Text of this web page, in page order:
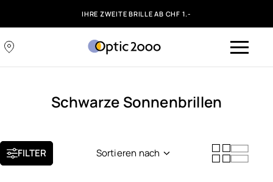
IHRE ZWEITE BRILLE AB CHF 1.-
Schwarze Sonnenbrillen
FILTER Sortieren nach